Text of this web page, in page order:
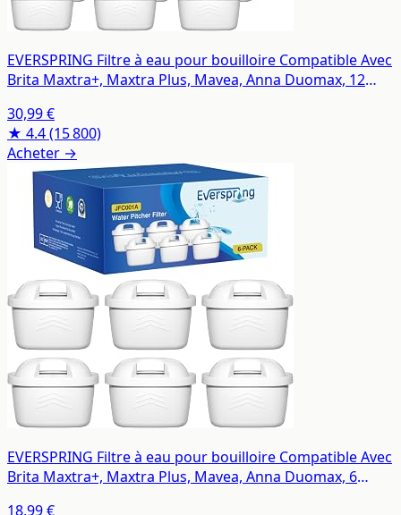
EVERSPRING Filtre à eau pour bouilloire Compatible Avec
Brita Maxtra+, Maxtra Plus, Mavea, Anna Duomax, 12
30,99 €
★ 4.4(15 800)
Acheter →
EVERSPRING Filtre à eau pour bouilloire Compatible Avec
Brita Maxtra+, Maxtra Plus, Mavea, Anna Duomax, 6
18,99 €